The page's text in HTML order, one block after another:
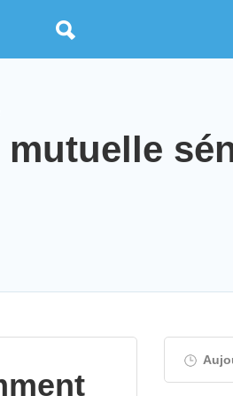
mutuelle